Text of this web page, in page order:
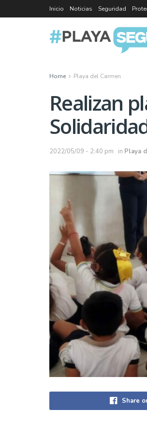
Inicio Noticias Seguridad
Home Playa del Carmen
Realizan
2022/05/09 - 2:40 pm in Playa
Share